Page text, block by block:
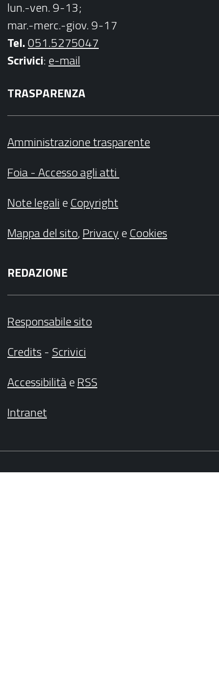
lun.-ven. 9-13;
mar.-merc.-giov. 9-17
Tel.051.5275047
Scrivici:e-mail
TRASPARENZA
Amministrazione trasparente
Foia - Accesso agli atti
Note legalieCopyright
Mappa del sito,PrivacyeCookies
REDAZIONE
Responsabile sito
Credits- Scrivici
AccessibilitàeRSS
Intranet